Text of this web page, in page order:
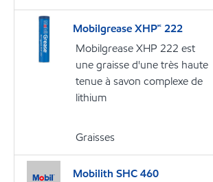
Mobilgrease XHP🅪 222
Mobilgrease XHP 222 est
une graisse d'une très haute
tenue à savon complexe de
lithium
Graisses
Mobilith SHC 460